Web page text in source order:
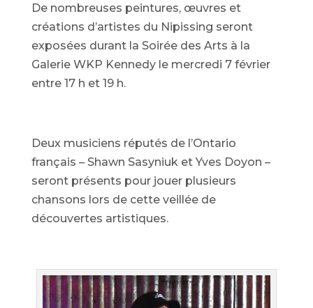
De nombreuses peintures, œuvres et
créations d’artistes du Nipissing seront
exposées durant la Soirée des Arts à la
Galerie WKP Kennedy le mercredi 7 février
entre 17 h et 19 h.
Deux musiciens réputés de l’Ontario
français – Shawn Sasyniuk et Yves Doyon –
seront présents pour jouer plusieurs
chansons lors de cette veillée de
découvertes artistiques.